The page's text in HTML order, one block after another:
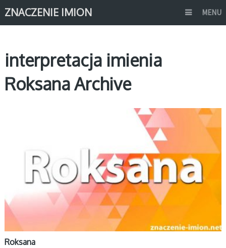
ZNACZENIE IMION MENU
interpretacja imienia
Roksana Archive
Roksana